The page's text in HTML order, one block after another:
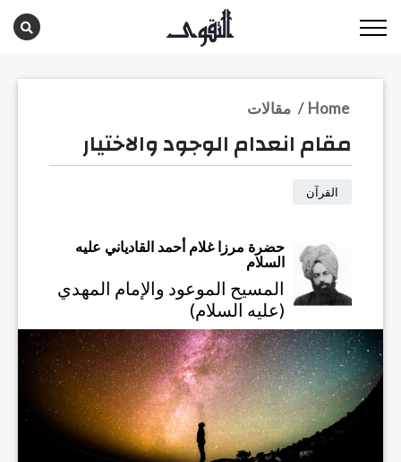
مقالات / Home
مقام انعدام الوجود والاختيار
القرآن
حضرة مرزا غلام أحمد القادياني عليه
السلام
المسيح الموعود والإمام المهدي
(عليه السلام)